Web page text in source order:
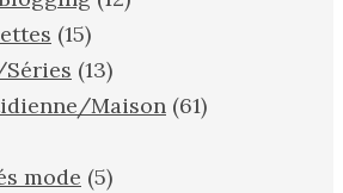
(15)
(13)
Maison (61)
mode (5)